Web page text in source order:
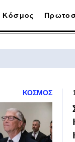
Κόσμος
ΚΟΣΜΟΣ